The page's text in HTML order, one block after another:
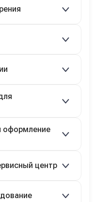
взносе 35–50%.
оформление
центр